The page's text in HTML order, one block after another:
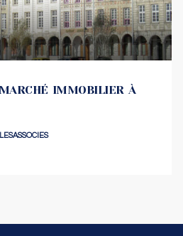
IMMOBILIER À